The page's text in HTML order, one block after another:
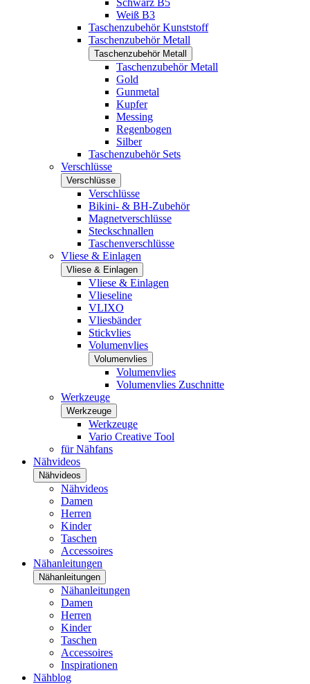
Schwarz B5
Weiß B3
Taschenzubehör Kunststoff
Taschenzubehör Metall
Taschenzubehör Metall
Taschenzubehör Metall
Gold
Gunmetal
Kupfer
Messing
Regenbogen
Silber
Taschenzubehör Sets
Verschlüsse
Verschlüsse
Verschlüsse
Bikini- & BH-Zubehör
Magnetverschlüsse
Steckschnallen
Taschenverschlüsse
Vliese & Einlagen
Vliese & Einlagen
Vliese & Einlagen
Vlieseline
VLIXO
Vliesbänder
Stickvlies
Volumenvlies
Volumenvlies
Volumenvlies
Volumenvlies Zuschnitte
Werkzeuge
Werkzeuge
Werkzeuge
Vario Creative Tool
für Nähfans
Nähvideos
Nähvideos
Nähvideos
Damen
Herren
Kinder
Taschen
Accessoires
Nähanleitungen
Nähanleitungen
Nähanleitungen
Damen
Herren
Kinder
Taschen
Accessoires
Inspirationen
Nähblog